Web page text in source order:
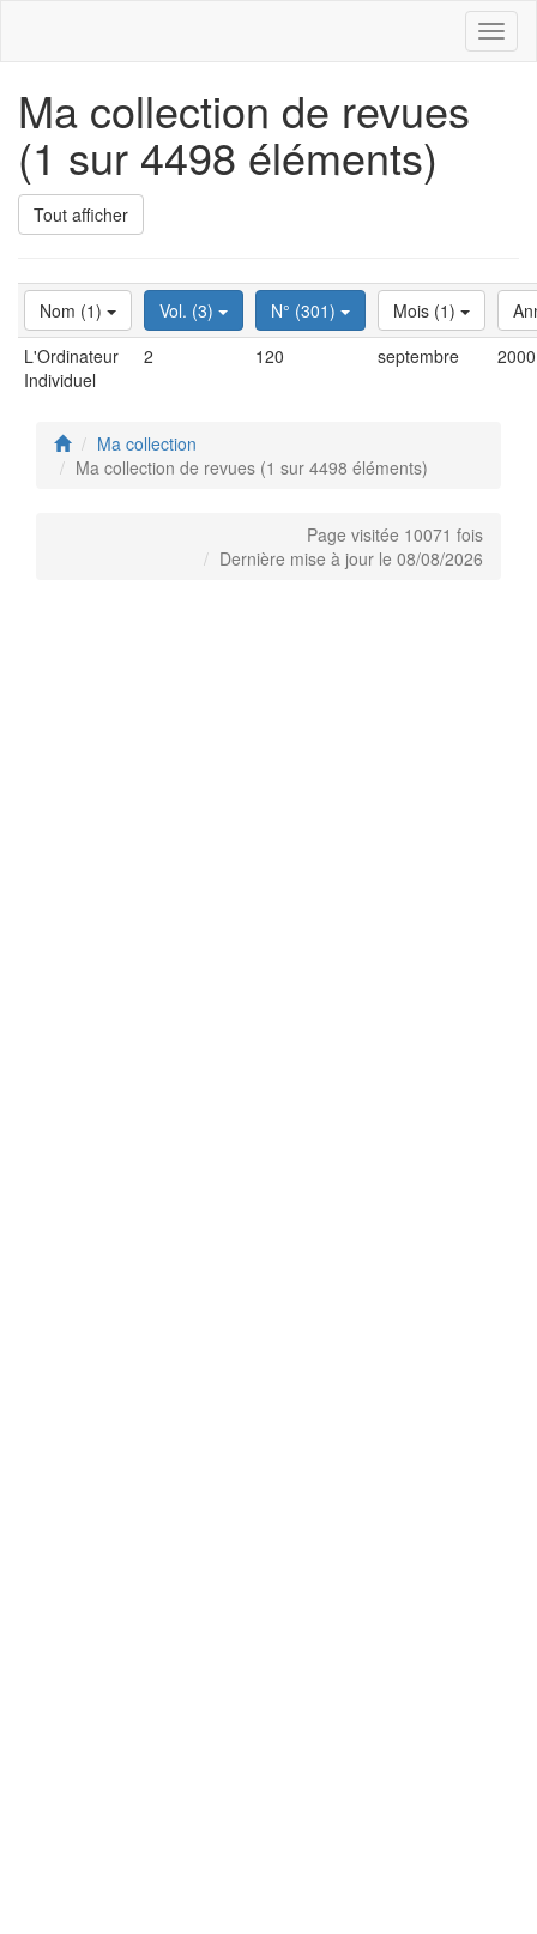
Ma collection de revues
(1 sur 4498 éléments)
Tout afficher
Nom (1) Vol. (3) N° (301) Mois (1)
L'Ordinateur
Individuel
2 120 septembre 2000
Ma collection
Ma collection de revues (1 sur 4498 éléments)
Page visitée 10071 fois
Dernière mise à jour le 08/08/2026